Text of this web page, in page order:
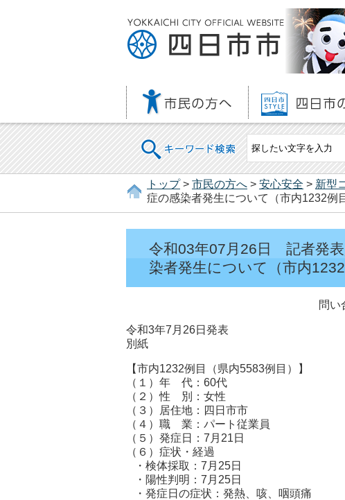
キーワード検索
トップ> 市民の方へ > 安心安全 > 新型
症の感染者発生について（市内1232例
令和03年07月26日 記者発
染者発生について（市内
問い
令和3年7月26日発表
別紙
【市内1232例目（県内5583例目）】
（１）年 代：60代
（２）性 別：女性
（３）居住地：四日市市
（４）職 業：パート従業員
（５）発症日：7月21日
（６）症状・経過
・検体採取：7月25日
・陽性判明：7月25日
・発症日の症状：発熱、咳、咽頭痛